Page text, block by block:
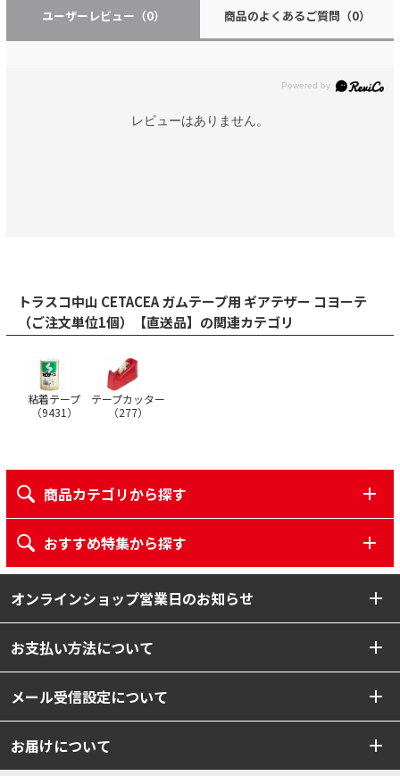
ユーザーレビュー （0） 商品のよくあるご質問 （0）
レビューはありません。
トラスコ中山 CETACEA ガムテープ用 ギアテザー コヨーテ
（ご注文単位1個）【直送品】の関連カテゴリ
粘着テープ
（9431）
テープカッター
（277）
商品カテゴリから探す
おすすめ特集から探す
オンラインショップ営業日のお知らせ
お支払い方法について
メール受信設定について
お届けについて